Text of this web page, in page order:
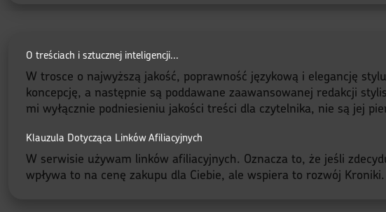
O treściach i sztucznej inteligencji...
W trosce o najwyższą jakość, poprawność językową i elegancję
koncepcję, a następnie są poddawane zaawansowanej redakcji
mi wyłącznie podniesieniu jakości treści dla czytelnika, nie są jej
Klauzula Dotycząca Linków Afiliacyjnych
W serwisie używam linków afiliacyjnych. Oznacza to, że jeśli
wpływa to na cenę zakupu dla Ciebie, ale wspiera to rozwój